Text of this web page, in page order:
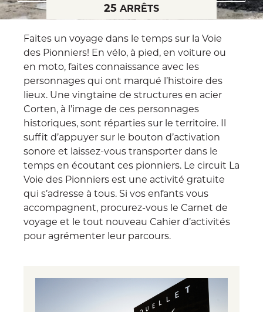
25 ARRÊTS
Faites un voyage dans le temps sur la Voie
des Pionniers! En vélo, à pied, en voiture ou
en moto, faites connaissance avec les
personnages qui ont marqué l’histoire des
lieux. Une vingtaine de structures en acier
Corten, à l’image de ces personnages
historiques, sont réparties sur le territoire. Il
suffit d’appuyer sur le bouton d’activation
sonore et laissez-vous transporter dans le
temps en écoutant ces pionniers. Le circuit La
Voie des Pionniers est une activité gratuite
qui s’adresse à tous. Si vos enfants vous
accompagnent, procurez-vous le Carnet de
voyage et le tout nouveau Cahier d’activités
pour agrémenter leur parcours.